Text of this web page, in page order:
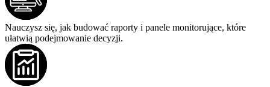
Nauczysz się, jak budować raporty i panele monitorujące, które
ułatwią podejmowanie decyzji.